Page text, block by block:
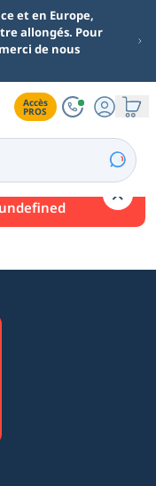
et en Europe,
allongés. Pour
de nous
Accès
PROS